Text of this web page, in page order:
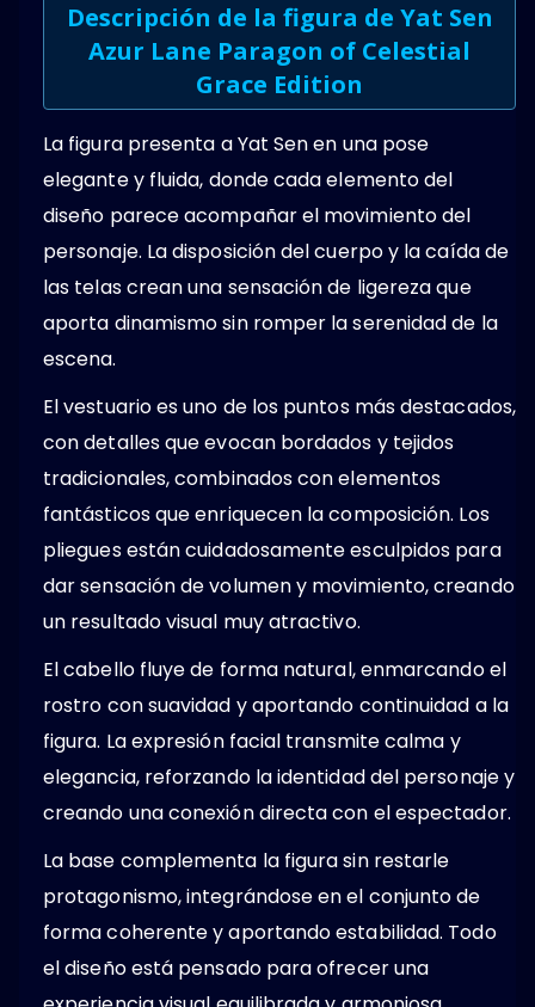
Descripción de la figura de Yat Sen
Azur Lane Paragon of Celestial
Grace Edition
La figura presenta a Yat Sen en una pose
elegante y fluida, donde cada elemento del
diseño parece acompañar el movimiento del
personaje. La disposición del cuerpo y la caída de
las telas crean una sensación de ligereza que
aporta dinamismo sin romper la serenidad de la
escena.
El vestuario es uno de los puntos más destacados,
con detalles que evocan bordados y tejidos
tradicionales, combinados con elementos
fantásticos que enriquecen la composición. Los
pliegues están cuidadosamente esculpidos para
dar sensación de volumen y movimiento, creando
un resultado visual muy atractivo.
El cabello fluye de forma natural, enmarcando el
rostro con suavidad y aportando continuidad a la
figura. La expresión facial transmite calma y
elegancia, reforzando la identidad del personaje y
creando una conexión directa con el espectador.
La base complementa la figura sin restarle
protagonismo, integrándose en el conjunto de
forma coherente y aportando estabilidad. Todo
el diseño está pensado para ofrecer una